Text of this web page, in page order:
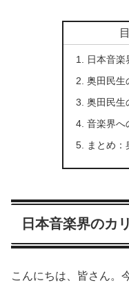
日本音楽
奥田民生
奥田民生
音楽界へ
まとめ
日本音楽界のカ
こんにちは、皆さん。